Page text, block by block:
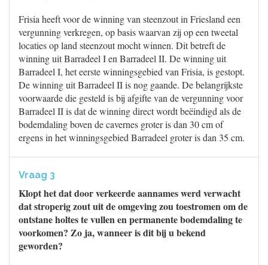
Frisia heeft voor de winning van steenzout in Friesland een
vergunning verkregen, op basis waarvan zij op een tweetal
locaties op land steenzout mocht winnen. Dit betreft de
winning uit Barradeel I en Barradeel II. De winning uit
Barradeel I, het eerste winningsgebied van Frisia, is gestopt.
De winning uit Barradeel II is nog gaande. De belangrijkste
voorwaarde die gesteld is bij afgifte van de vergunning voor
Barradeel II is dat de winning direct wordt beëindigd als de
bodemdaling boven de cavernes groter is dan 30 cm of
ergens in het winningsgebied Barradeel groter is dan 35 cm.
Vraag 3
Klopt het dat door verkeerde aannames werd verwacht
dat stroperig zout uit de omgeving zou toestromen om de
ontstane holtes te vullen en permanente bodemdaling te
voorkomen? Zo ja, wanneer is dit bij u bekend
geworden?